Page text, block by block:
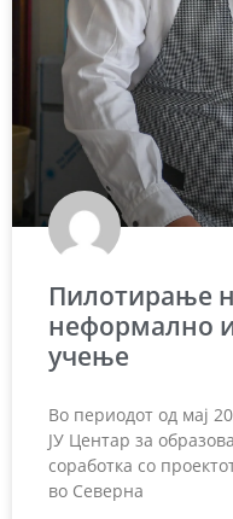
Пилотирање
неформално
учење
Во периодот од мај
ЈУ Центар за
соработка со
во Северна